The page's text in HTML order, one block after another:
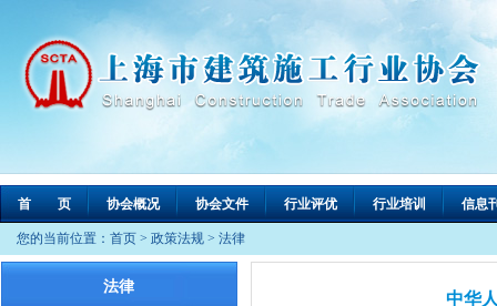
首 页 协会概况 协会文件 行业评优 行业培训 信息
您的当前位置： 首页 > 政策法规 > 法律
法律
中华